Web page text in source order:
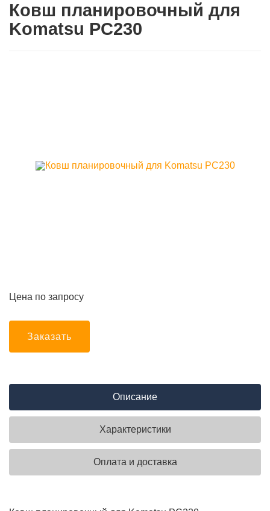
Ковш планировочный для
Komatsu PC230
Цена по запросу
Заказать
Описание
Характеристики
Оплата и доставка